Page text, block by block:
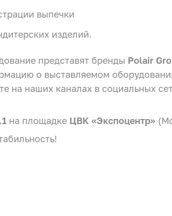
выпечки
изделий.
представят бренды Polair
о выставляемом
на наших каналах в социальных
на площадке ЦВК «Экспоцентр»